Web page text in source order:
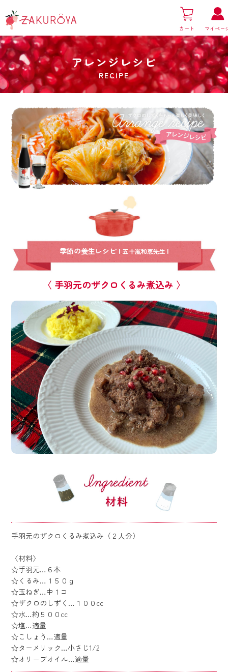
カート マイペー
アレンジレシピ
RECIPE
季節の養生レシピ |五十嵐和恵先生 |
〈 手羽元のザクロくるみ煮込み 〉
手羽元のザクロくるみ煮込み（２人分）
〈材料〉
☆手羽元…６本
☆くるみ…１５０ｇ
☆玉ねぎ…中１コ
☆ザクロのしずく…１００cc
☆水…約５００cc
☆塩…適量
☆こしょう…適量
☆ターメリック…小さじ1/2
☆オリーブオイル…適量